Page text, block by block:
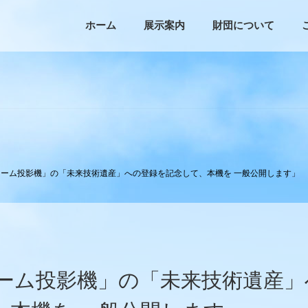
ホーム 展示案内 財団について
ム投影機」の「未来技術遺産」への登録を記念して、本機を 一般公開します」
ム投影機」の「未来技術遺産